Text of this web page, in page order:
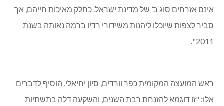
אינם אזרחים סוג ב’ של מדינת ישראל. כחלק מאיכות חייהם, אך
סביר לצפות שיוכלו ליהנות משידורי רדיו ברמה נאותה בשנת
2011".
ראש המועצה המקומית כפר וורדים, סיון יחיאלי, הוסיף לדברים
אלו: "זו דוגמא להזנחת רבת השנים, והשקעה דלה בתשתיות